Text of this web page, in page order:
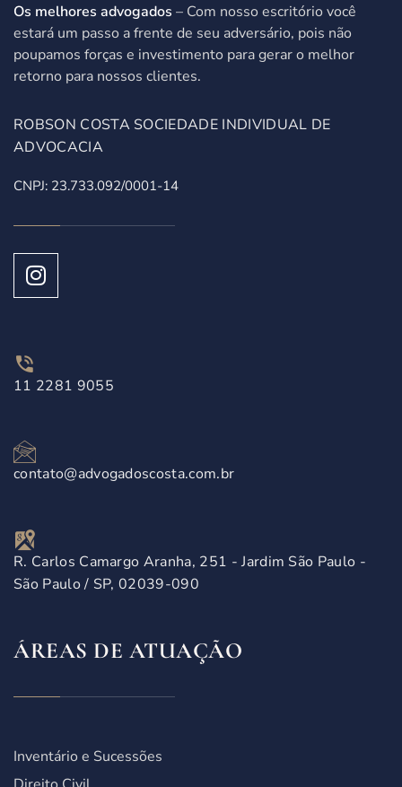
Os melhores advogados – Com nosso escritório você
estará um passo a frente de seu adversário, pois não
poupamos forças e investimento para gerar o melhor
retorno para nossos clientes.
ROBSON COSTA SOCIEDADE INDIVIDUAL DE
ADVOCACIA
CNPJ: 23.733.092/0001-14
11 2281 9055
contato@advogadoscosta.com.br
R. Carlos Camargo Aranha, 251 - Jardim São Paulo -
São Paulo / SP, 02039-090
ÁREAS DE ATUAÇÃO
Inventário e Sucessões